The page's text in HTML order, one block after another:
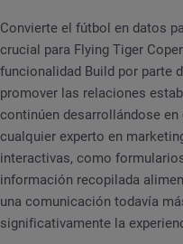
Convierte el fútbol en datos
crucial para Flying Tiger
funcionalidad Build por parte
promover las relaciones
continúen desarrollándose
cualquier experto en
interactivas, como
información recopilada
una comunicación todavía
significativamente la